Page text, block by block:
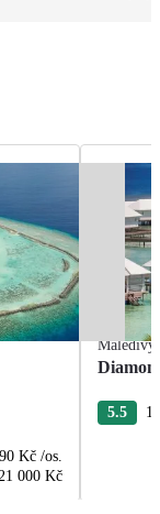
Kč /os.
21 000 Kč
Maledivy
5.5